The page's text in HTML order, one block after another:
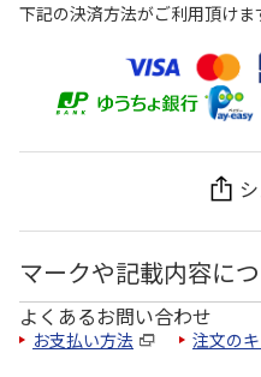
下記の決済方法がご利用頂けま
マークや記載内容に
よくあるお問い合わせ
お支払い方法 注文の